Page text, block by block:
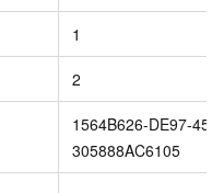
1
2
1564B626-DE97-
305888AC6105